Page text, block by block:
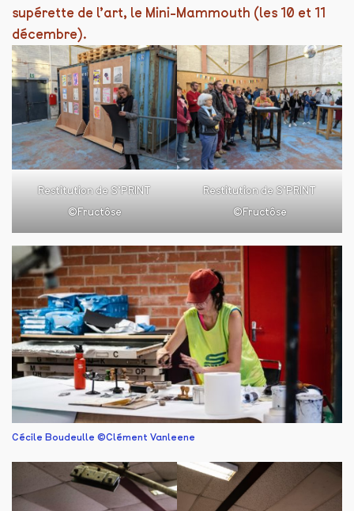
supérette de l’art, le Mini-Mammouth (les 10 et 11
décembre).
Restitution de S’PRINT
©Fructôse
Restitution de S’PRINT
©Fructôse
Cécile Boudeulle ©Clément Vanleene